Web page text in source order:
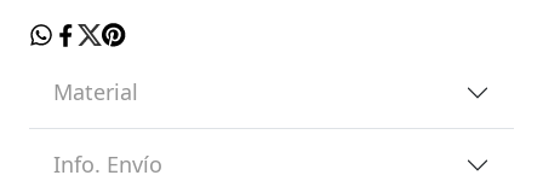
Material
Info. Envío